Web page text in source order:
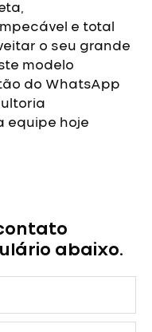
e total
o seu grande
modelo
do WhatsApp
equipe hoje
abaixo.